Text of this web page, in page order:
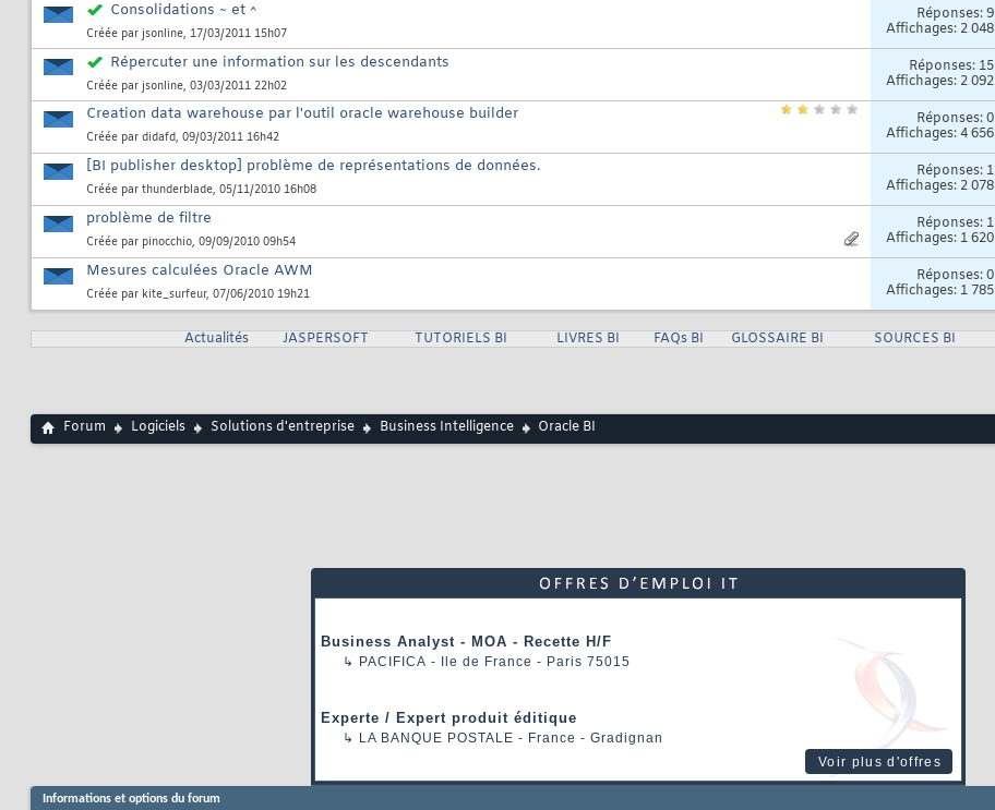
Consolidations ~ et ^
Créée par jsonline, 17/03/2011 15h07
Réponses:9
Affichages: 2 048
Répercuter une information sur les descendants
Créée par jsonline, 03/03/2011 22h02
Réponses: 15
Affichages: 2 092
Creation data warehouse par l'outil oracle warehouse builder
Créée par didafd, 09/03/2011 16h42
Réponses:0
Affichages: 4 656
[BI publisher desktop] problème de représentations de données.
Créée par thunderblade, 05/11/2010 16h08
Réponses: 1
Affichages: 2 078
problème de filtre
Créée par pinocchio, 09/09/2010 09h54
Réponses: 1
Affichages: 1 620
Mesures calculées Oracle AWM
Créée par kite_surfeur, 07/06/2010 19h21
Réponses:0
Affichages: 1 785
Actualités JASPERSOFT TUTORIELS BI LIVRES BI FAQs BI GLOSSAIRE BI SOURCES BI
Forum Logiciels Solutions d'entreprise Business Intelligence Oracle BI
Business Analyst - MOA - Recette H/F
↳ PACIFICA - Ile de France - Paris 75015
Experte / Expert produit éditique
↳ LA BANQUE POSTALE - France - Gradignan
Voir plus d'offres
Informations et options du forum